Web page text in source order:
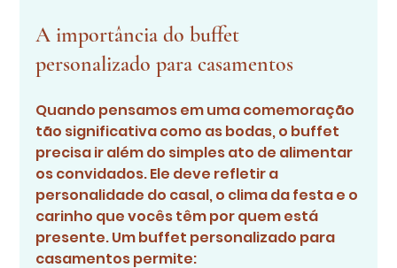
A importância do buffet
personalizado para casamentos
Quando pensamos em uma comemoração
tão significativa como as bodas, o buffet
precisa ir além do simples ato de alimentar
os convidados. Ele deve refletir a
personalidade do casal, o clima da festa e o
carinho que vocês têm por quem está
presente. Um buffet personalizado para
casamentos permite: